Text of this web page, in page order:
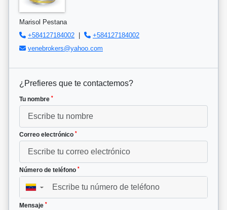
Marisol Pestana
+584127184002
+584127184002
venebrokers@yahoo.com
¿Prefieres que te contactemos?
Tu nombre *
Correo electrónico *
Número de teléfono *
▼
Mensaje *